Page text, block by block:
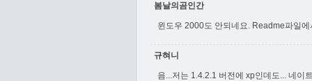
봄날의곰인간
윈도우 2000도 안되네요. Readme파일
규혀니
음...저는 1.4.2.1 버전에 xp인데도... 네이